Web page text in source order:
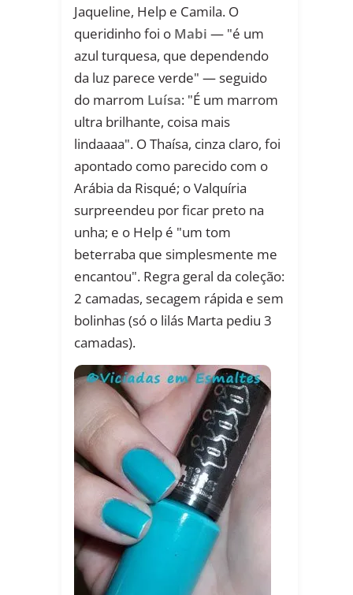
Jaqueline, Help e Camila. O
queridinho foi o Mabi — "é um
azul turquesa, que dependendo
da luz parece verde" — seguido
do marrom Luísa: "É um marrom
ultra brilhante, coisa mais
lindaaaa". O Thaísa, cinza claro, foi
apontado como parecido com o
Arábia da Risqué; o Valquíria
surpreendeu por ficar preto na
unha; e o Help é "um tom
beterraba que simplesmente me
encantou". Regra geral da coleção:
2 camadas, secagem rápida e sem
bolinhas (só o lilás Marta pediu 3
camadas).